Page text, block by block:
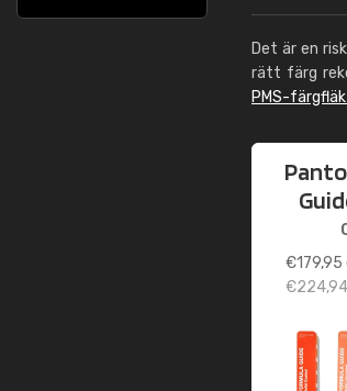
Det är en
rätt färg
PMS-
€179,95
€224,94